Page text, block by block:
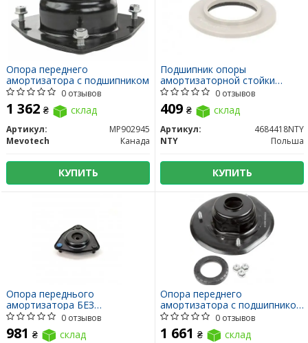
Опора переднего
амортизатора с подшипником
0 отзывов
1 362 ₴ склад
Артикул:
MP902945
Mevotech
Канада
КУПИТЬ
Подшипник опоры
амортизаторной стойки
передней
0 отзывов
409 ₴ склад
Артикул:
4684418NTY
NTY
Польша
КУПИТЬ
Опора переднього
амортизатора БЕЗ
ПІДШИПНИКА0 отзывов
981 ₴ склад
Опора переднего
амортизатора с подшипником
CRD
0 отзывов
1 661 ₴ склад